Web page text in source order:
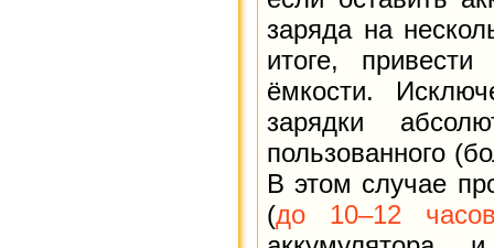
заряда на
итоге,
ёмкости.
зарядки
пользованного
В этом случае
(до 10–12